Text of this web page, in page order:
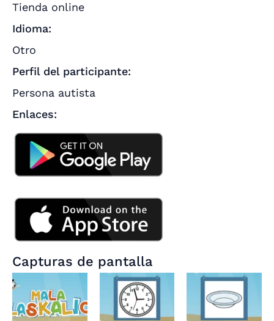
Tienda online
Idioma:
Otro
Perfil del participante:
Persona autista
Enlaces:
Capturas de pantalla